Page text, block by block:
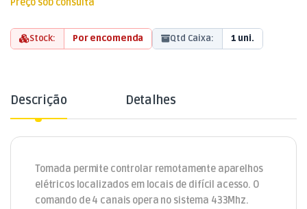
Stock: Por encomenda Qtd Caixa: 1 uni.
Descrição Detalhes
Tomada permite controlar remotamente aparelhos
elétricos localizados em locais de difícil acesso. O
comando de 4 canais opera no sistema 433Mhz.